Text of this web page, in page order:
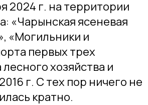
2024 г. на территории
«Чарынская ясеневая
«Могильники и
первых трех
хозяйства и
г. С тех пор ничего не
кратно.